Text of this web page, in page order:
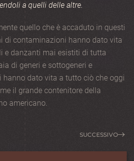
a quelli delle altre.
quello che è accaduto in questi
di contaminazioni hanno dato vita
e danzanti mai esistiti di tutta
di generi e sottogeneri e
dato vita a tutto ciò che oggi
il grande contenitore della
americano.
SUCCESSIVO